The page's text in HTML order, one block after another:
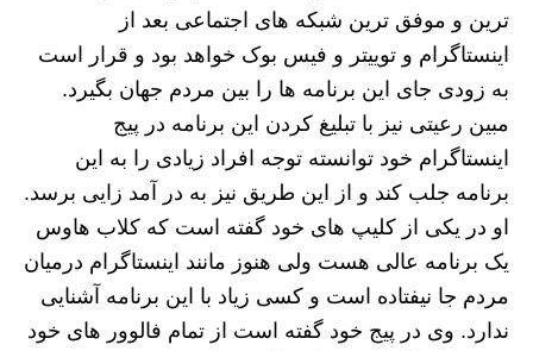
ترین و موفق ترین شبکه های اجتماعی بعد از
اینستاگرام و توییتر و فیس بوک خواهد بود و قرار است
به زودی جای این برنامه ها را بین مردم جهان بگیرد.
مبین رعیتی نیز با تبلیغ کردن این برنامه در پیج
اینستاگرام خود توانسته توجه افراد زیادی را به این
برنامه جلب کند و از این طریق نیز به در آمد زایی برسد.
او در یکی از کلیپ های خود گفته است که کلاب هاوس
یک برنامه عالی هست ولی هنوز مانند اینستاگرام درمیان
مردم جا نیفتاده است و کسی زیاد با این برنامه آشنایی
ندارد‌. وی در پیج خود گفته است از تمام فالوور های خود